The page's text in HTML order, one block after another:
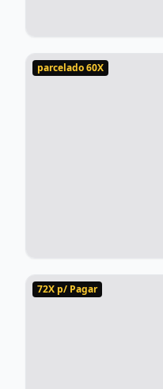
parcelado 60X
72X p/ Pagar